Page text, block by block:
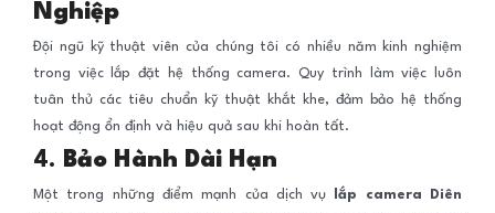
Nghiệp
Đội ngũ kỹ thuật viên của chúng tôi có nhiều năm kinh nghiệm
trong việc lắp đặt hệ thống camera. Quy trình làm việc luôn
tuân thủ các tiêu chuẩn kỹ thuật khắt khe, đảm bảo hệ thống
hoạt động ổn định và hiệu quả sau khi hoàn tất.
4. Bảo Hành Dài Hạn
Một trong những điểm mạnh của dịch vụ
lắp camera Diên